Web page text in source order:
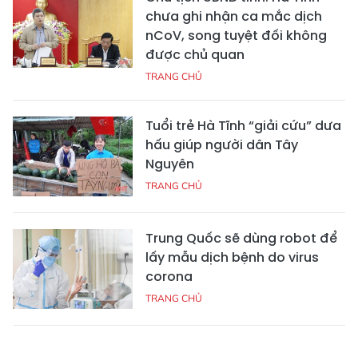
chưa ghi nhận ca mắc dịch
nCoV, song tuyệt đối không
được chủ quan
TRANG CHỦ
Tuổi trẻ Hà Tĩnh “giải cứu” dưa
hấu giúp người dân Tây
Nguyên
TRANG CHỦ
Trung Quốc sẽ dùng robot để
lấy mẫu dịch bệnh do virus
corona
TRANG CHỦ